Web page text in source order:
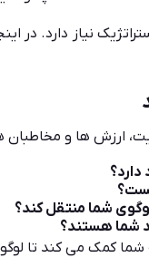
نیاز دارد. در
ارزش ها و
شما منتقل کند؟
شما هستند؟
شما کمک می کند تا